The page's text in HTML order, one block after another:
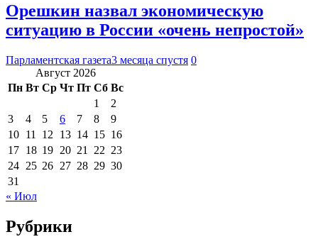
Орешкин назвал экономическую
ситуацию в России «очень непростой»
Парламентская газета3 месяца спустя 0
Август 2026
Пн Вт Ср Чт Пт Сб Вс
1
2
3
4 5 6 7 8
9
10 11 12 13 14 15 16
17 18 19 20 21 22 23
24 25 26 27 28 29 30
31
« Июл
Рубрики